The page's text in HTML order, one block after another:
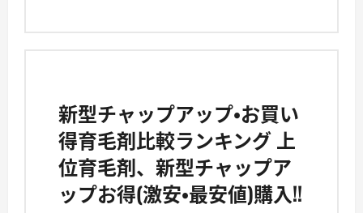
新型チャップアップ・お買い
得育毛剤比較ランキング 上
位育毛剤、新型チャップア
ップお得(激安・最安値)購入!!